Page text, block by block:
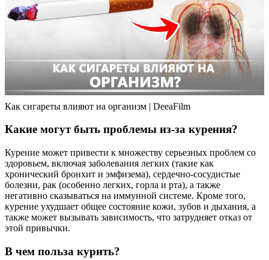
Как сигареты влияют на организм | DeeaFilm
Какие могут быть проблемы из-за курения?
Курение может привести к множеству серьезных проблем со
здоровьем, включая заболевания легких (такие как
хронический бронхит и эмфизема), сердечно-сосудистые
болезни, рак (особенно легких, горла и рта), а также
негативно сказываться на иммунной системе. Кроме того,
курение ухудшает общее состояние кожи, зубов и дыхания, а
также может вызывать зависимость, что затрудняет отказ от
этой привычки.
В чем польза курить?